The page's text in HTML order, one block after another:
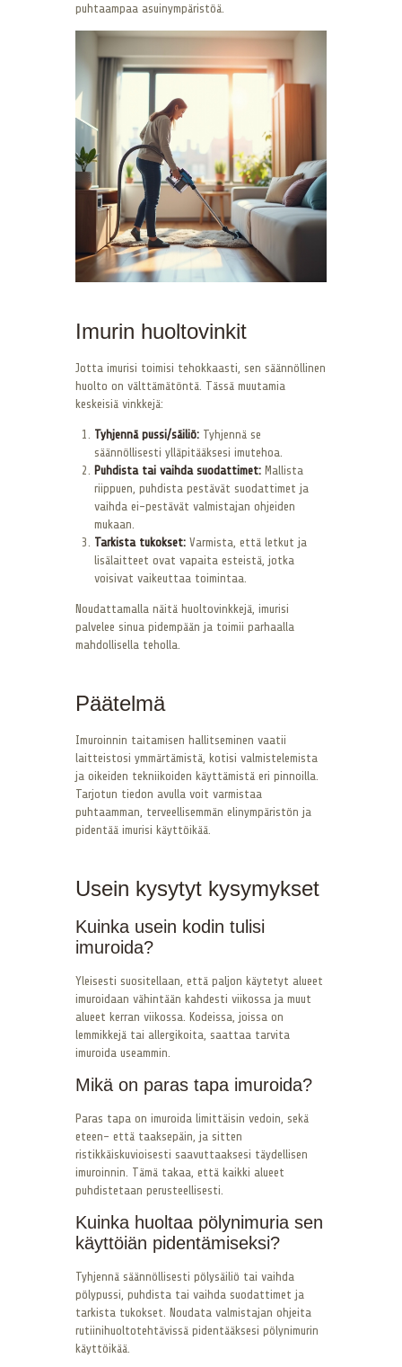
puhtaampaa asuinympäristöä.
Imurin huoltovinkit
Jotta imurisi toimisi tehokkaasti, sen säännöllinen
huolto on välttämätöntä. Tässä muutamia
keskeisiä vinkkejä:
Tyhjennä pussi/säiliö: Tyhjennä se
säännöllisesti ylläpitääksesi imutehoa.
Puhdista tai vaihda suodattimet: Mallista
riippuen, puhdista pestävät suodattimet ja
vaihda ei-pestävät valmistajan ohjeiden
mukaan.
Tarkista tukokset: Varmista, että letkut ja
lisälaitteet ovat vapaita esteistä, jotka
voisivat vaikeuttaa toimintaa.
Noudattamalla näitä huoltovinkkejä, imurisi
palvelee sinua pidempään ja toimii parhaalla
mahdollisella teholla.
Päätelmä
Imuroinnin taitamisen hallitseminen vaatii
laitteistosi ymmärtämistä, kotisi valmistelemista
ja oikeiden tekniikoiden käyttämistä eri pinnoilla.
Tarjotun tiedon avulla voit varmistaa
puhtaamman, terveellisemmän elinympäristön ja
pidentää imurisi käyttöikää.
Usein kysytyt kysymykset
Kuinka usein kodin tulisi
imuroida?
Yleisesti suositellaan, että paljon käytetyt alueet
imuroidaan vähintään kahdesti viikossa ja muut
alueet kerran viikossa. Kodeissa, joissa on
lemmikkejä tai allergikoita, saattaa tarvita
imuroida useammin.
Mikä on paras tapa imuroida?
Paras tapa on imuroida limittäisin vedoin, sekä
eteen- että taaksepäin, ja sitten
ristikkäiskuvioisesti saavuttaaksesi täydellisen
imuroinnin. Tämä takaa, että kaikki alueet
puhdistetaan perusteellisesti.
Kuinka huoltaa pölynimuria sen
käyttöiän pidentämiseksi?
Tyhjennä säännöllisesti pölysäiliö tai vaihda
pölypussi, puhdista tai vaihda suodattimet ja
tarkista tukokset. Noudata valmistajan ohjeita
rutiinihuoltotehtävissä pidentääksesi pölynimurin
käyttöikää.